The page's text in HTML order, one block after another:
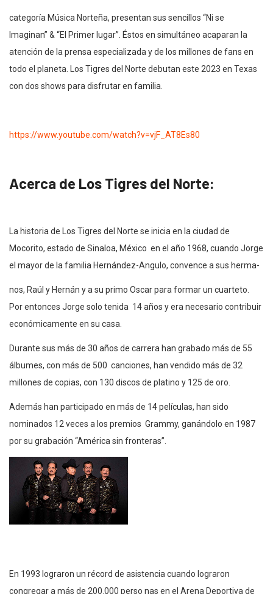
categoría Música Norteña, presentan sus sencillos “Ni se
Imaginan” & “El Primer lugar”. Éstos en simultáneo acaparan la
atención de la prensa especializada y de los millones de fans en
todo el planeta. Los Tigres del Norte debutan este 2023 en Texas
con dos shows para disfrutar en familia.
https://www.youtube.com/watch?v=vjF_AT8Es80
Acerca de Los Tigres del Norte:
La historia de Los Tigres del Norte se inicia en la ciudad de
Mocorito, estado de Sinaloa, México en el año 1968, cuando Jorge
el mayor de la familia Hernández-Angulo, convence a sus herma-
nos, Raúl y Hernán y a su primo Oscar para formar un cuarteto.
Por entonces Jorge solo tenida 14 años y era necesario contribuir
económicamente en su casa.
Durante sus más de 30 años de carrera han grabado más de 55
álbumes, con más de 500 canciones, han vendido más de 32
millones de copias, con 130 discos de platino y 125 de oro.
Además han participado en más de 14 películas, han sido
nominados 12 veces a los premios Grammy, ganándolo en 1987
por su grabación “América sin fronteras”.
En 1993 lograron un récord de asistencia cuando lograron
congregar a más de 200.000 perso nas en el Arena Deportiva de